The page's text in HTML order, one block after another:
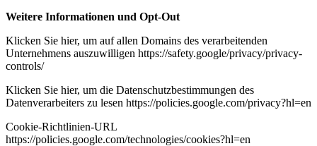
Weitere Informationen und Opt-Out
Klicken Sie hier, um auf allen Domains des verarbeitenden
Unternehmens auszuwilligen https://safety.google/privacy/privacy-
controls/
Klicken Sie hier, um die Datenschutzbestimmungen des
Datenverarbeiters zu lesen https://policies.google.com/privacy?hl=en
Cookie-Richtlinien-URL
https://policies.google.com/technologies/cookies?hl=en